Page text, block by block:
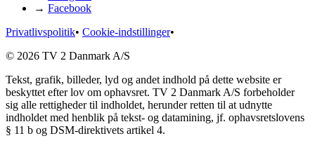
→ Facebook
Privatlivspolitik• Cookie-indstillinger•
© 2026 TV 2 Danmark A/S
Tekst, grafik, billeder, lyd og andet indhold på dette website er
beskyttet efter lov om ophavsret. TV 2 Danmark A/S forbeholder
sig alle rettigheder til indholdet, herunder retten til at udnytte
indholdet med henblik på tekst- og datamining, jf. ophavsretslovens
§ 11 b og DSM-direktivets artikel 4.